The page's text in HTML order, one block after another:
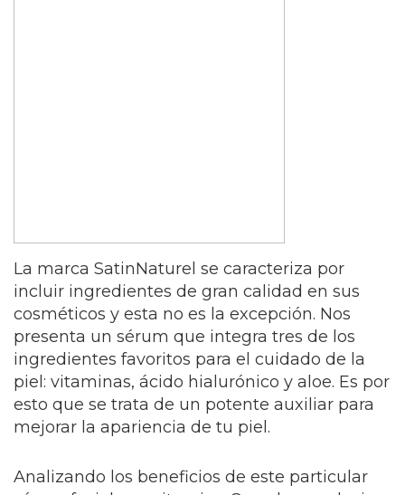
La marca SatinNaturel se caracteriza por
incluir ingredientes de gran calidad en sus
cosméticos y esta no es la excepción. Nos
presenta un sérum que integra tres de los
ingredientes favoritos para el cuidado de la
piel: vitaminas, ácido hialurónico y aloe. Es por
esto que se trata de un potente auxiliar para
mejorar la apariencia de tu piel.
Analizando los beneficios de este particular